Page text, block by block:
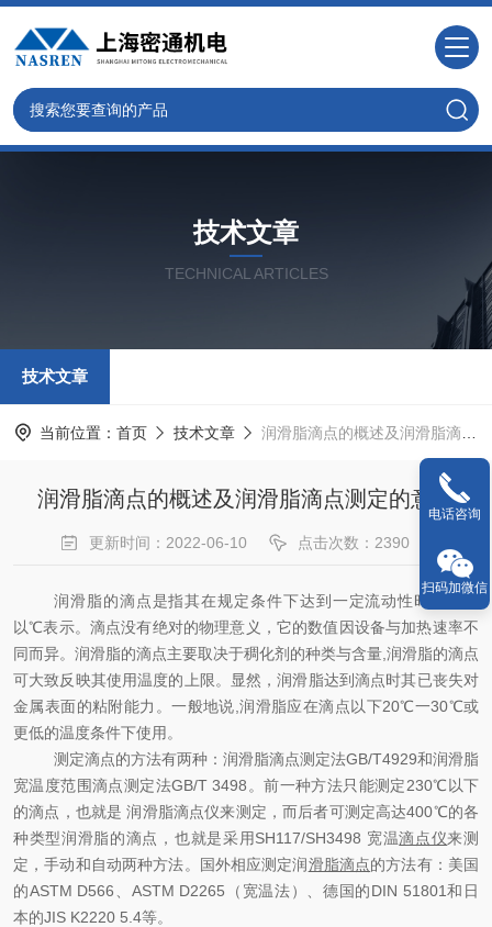
技术文章
TECHNICAL ARTICLES
技术文章
当前位置： 首页 技术文章 润滑脂滴点的概述及润滑脂滴点测定的意义
润滑脂滴点的概述及润滑脂滴点测定的意义
更新时间：2022-06-10 点击次数：2390
润滑脂的滴点是指其在规定条件下达到一定流动性时温度，
以℃表示。滴点没有绝对的物理意义，它的数值因设备与加热速率不
同而异。润滑脂的滴点主要取决于稠化剂的种类与含量,润滑脂的滴点
可大致反映其使用温度的上限。显然，润滑脂达到滴点时其已丧失对
金属表面的粘附能力。一般地说,润滑脂应在滴点以下20℃一30℃或
更低的温度条件下使用。
测定滴点的方法有两种：润滑脂滴点测定法GB/T4929和润滑脂
宽温度范围滴点测定法GB/T 3498。前一种方法只能测定230℃以下
的滴点，也就是 润滑脂滴点仪来测定，而后者可测定高达400℃的各
种类型润滑脂的滴点，也就是采用SH117/SH3498 宽温滴点仪来测
定，手动和自动两种方法。国外相应测定润滑脂滴点的方法有：美国
的ASTM D566、ASTM D2265（宽温法）、德国的DIN 51801和日
本的JIS K2220 5.4等。
电话咨询
扫码加微信